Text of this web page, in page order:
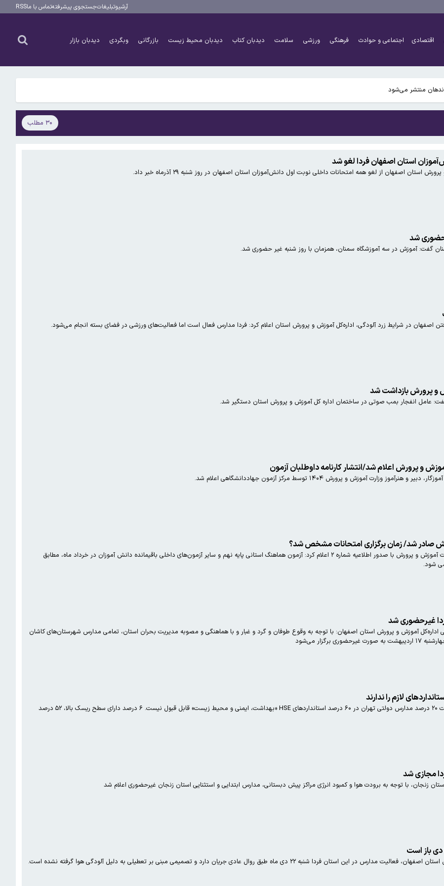
آرشیوتبلیغاتجستجوی پیشرفتهتماس با ماRSS
اقتصادی اجتماعی و حوادث فرهنگی ورزشی سلامت دیدبان کتاب دیدبان محیط زیست بازرگانی وبگردی دیدبان بازار
هم قابل استفاده است
منتشر می‌شود
باید تقویت شود
هم قابل استفاده است
۳۰ مطلب
استان اصفهان فردا لغو شد
استان اصفهان از لغو همه امتحانات داخلی نوبت اول دانش‌آموزان استان اصفهان در روز شنبه ۲۹ آذرماه خبر داد.
گفت: آموزش در سه آموزشگاه سمنان، همزمان با روز شنبه غیر حضوری شد.
اصفهان در شرایط زرد آلودگی، اداره‌کل آموزش و پرورش استان اعلام کرد: فردا مدارس فعال است اما فعالیت‌های ورزشی در فضای بسته انجام می‌شود.
و پرورش بازداشت شد
عامل انفجار بمب صوتی در ساختمان اداره کل آموزش و پرورش استان دستگیر شد.
و پرورش اعلام شد/انتشار کارنامه داوطلبان آزمون
وزارت آموزش و پرورش ۱۴۰۴ توسط مرکز آزمون جهاددانشگاهی اعلام شد.
مرکز اطلاع رسانی و روابط عمومی وزارت آموزش و پرورش با صدور اطلاعیه شماره ۲ اعلام کرد: آزمون هماهنگ استانی پایه نهم و سایر آزمون‌های داخلی باقیمانده دانش آموزان در خرداد ماه، مطابق
شود.
غیرحضوری شد
اداره‌کل آموزش و پرورش استان اصفهان: با توجه به وقوع طوفان و گرد و غبار و با هماهنگی و مصوبه مدیریت بحران استان، تمامی مدارس شهرستان‌های کاشان
برگزار می‌شود
رییس دانشکده بهداشت گفت: وضعیت ۲۰ درصد مدارس دولتی تهران در ۶۰ درصد استانداردهای HSE «بهداشت، ایمنی و محیط زیست» قابل قبول نیست. ۶ درصد دارای سطح ریسک بالا، ۵۲ درصد
مجازی شد
زنجان، با توجه به برودت هوا و کمبود انرژی مراکز پیش دبستانی، مدارس ابتدایی و استثنایی استان زنجان غیرحضوری اعلام شد
فردا شنبه ٢٢ دی ماه طبق روال عادی جریان دارد و تصمیمی مبنی بر تعطیلی به دلیل آلودگی هوا گرفته نشده است.